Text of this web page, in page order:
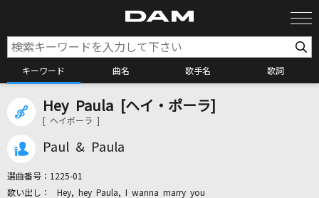
キーワード 曲名 歌手名 歌詞
カラオケ検索
Hey Paula [ヘイ・ポーラ]
[ ヘイポーラ ]
Paul & Paula
選曲番号： 1225-01
Hey, hey Paula, I wanna marry you